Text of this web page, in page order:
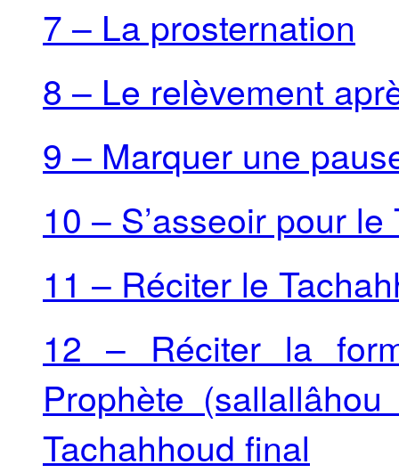
7 – La prosternation
8 – Le relèvement
9 – Marquer une
10 – S’asseoir pour
11 – Réciter le
12 – Réciter la
Prophète
Tachahhoud final